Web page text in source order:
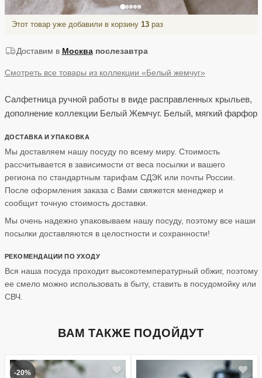
Этот товар уже добавили в корзину 13раз
Доставим в Москва послезавтра
Смотреть все товары из коллекции «Белый жемчуг»
Салфетница ручной работы в виде расправленных крыльев,
дополнение коллекции Белый Жемчуг. Белый, мягкий фарфор
ДОСТАВКА И УПАКОВКА
Мы доставляем нашу посуду по всему миру. Стоимость
рассчитывается в зависимости от веса посылки и вашего
региона по стандартным тарифам СДЭК или почты России.
После оформления заказа с Вами свяжется менеджер и
сообщит точную стоимость доставки.
Мы очень надежно упаковываем нашу посуду, поэтому все наши
посылки доставляются в целостности и сохранности!
РЕКОМЕНДАЦИИ ПО УХОДУ
Вся наша посуда проходит высокотемпературный обжиг, поэтому
ее смело можно использовать в быту, ставить в посудомойку или
СВЧ.
ВАМ ТАКЖЕ ПОДОЙДУТ
-20%